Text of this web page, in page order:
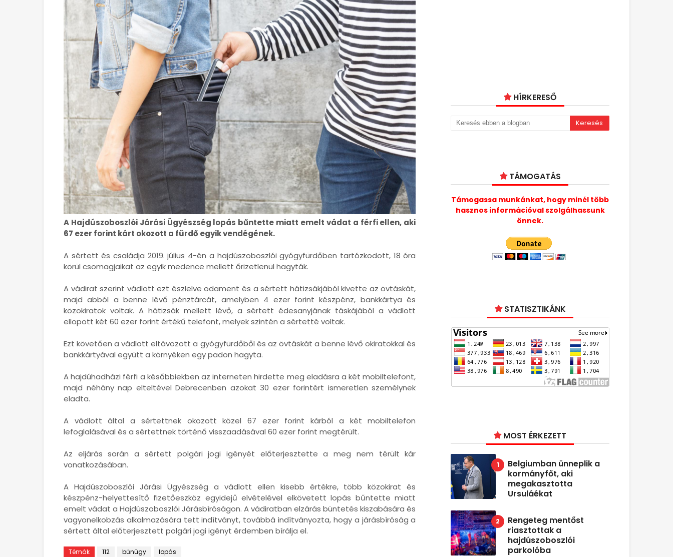
A Hajdúszoboszlói Járási Ügyészség lopás bűntette miatt emelt vádat a férfi ellen, aki
67 ezer forint kárt okozott a fürdő egyik vendégének.
A sértett és családja 2019. július 4-én a hajdúszoboszlói gyógyfürdőben tartózkodott, 18 óra
körül csomagjaikat az egyik medence mellett őrizetlenül hagyták.
A vádirat szerint vádlott ezt észlelve odament és a sértett hátizsákjából kivette az övtáskát,
majd abból a benne lévő pénztárcát, amelyben 4 ezer forint készpénz, bankkártya és
közokiratok voltak. A hátizsák mellett lévő, a sértett édesanyjának táskájából a vádlott
ellopott két 60 ezer forint értékű telefont, melyek szintén a sértetté voltak.
Ezt követően a vádlott eltávozott a gyógyfürdőből és az övtáskát a benne lévő okiratokkal és
bankkártyával együtt a környéken egy padon hagyta.
A hajdúhadházi férfi a későbbiekben az interneten hirdette meg eladásra a két mobiltelefont,
majd néhány nap elteltével Debrecenben azokat 30 ezer forintért ismeretlen személynek
eladta.
A vádlott által a sértettnek okozott közel 67 ezer forint kárból a két mobiltelefon
lefoglalásával és a sértettnek történő visszaadásával 60 ezer forint megtérült.
Az eljárás során a sértett polgári jogi igényét előterjesztette a meg nem térült kár
vonatkozásában.
A Hajdúszoboszlói Járási Ügyészség a vádlott ellen kisebb értékre, több közokirat és
készpénz-helyettesítő fizetőeszköz egyidejű elvételével elkövetett lopás bűntette miatt
emelt vádat a Hajdúszoboszlói Járásbíróságon. A vádiratban elzárás büntetés kiszabására és
vagyonelkobzás alkalmazására tett indítványt, továbbá indítványozta, hogy a járásbíróság a
sértett által előterjesztett polgári jogi igényt érdemben bírálja el.
Témák 112 bűnügy lopás
HÍRKERESŐ
TÁMOGATÁS
Támogassa munkánkat, hogy minél több
hasznos információval szolgálhassunk
önnek.
STATISZTIKÁNK
MOST ÉRKEZETT
Belgiumban ünneplik a
kormányfőt, aki
megakasztotta
Ursuláékat
Rengeteg mentőst
riasztottak a
hajdúszoboszlói
parkolóba